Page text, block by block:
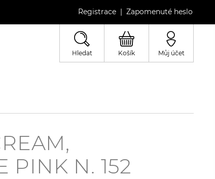
Registrace | Zapomenuté heslo
Hledat Košík Můj účet
PINK N. 152